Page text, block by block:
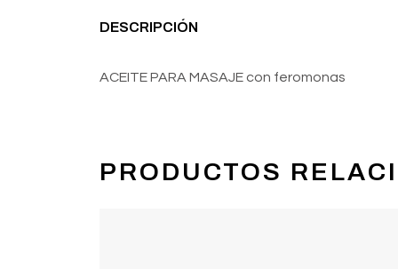
DESCRIPCIÓN
ACEITE PARA MASAJE con feromonas
PRODUCTOS